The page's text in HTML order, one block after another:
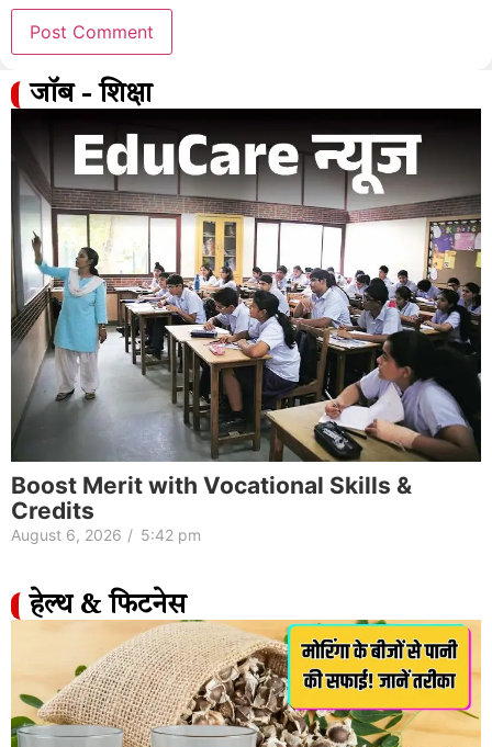
जॉब - शिक्षा
Boost Merit with Vocational Skills &
Credits
August 6, 2026 / 5:42 pm
हेल्थ & फिटनेस